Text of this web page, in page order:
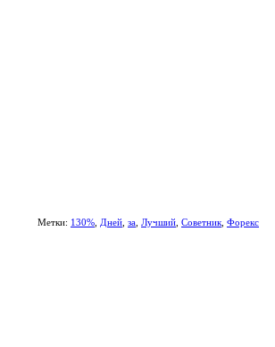
Метки: 130% Дней за Лучший Советник Форекс